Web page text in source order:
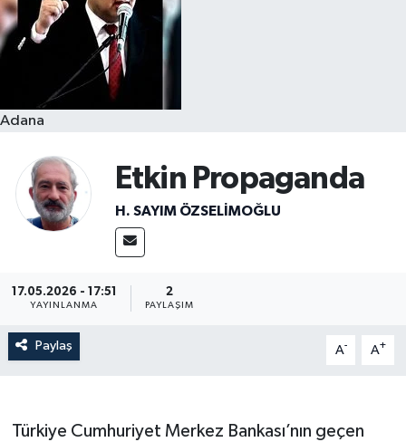
Adana
Etkin Propaganda
H. SAYIM ÖZSELİMOĞLU
17.05.2026 - 17:51
YAYINLANMA
2
PAYLAŞIM
Paylaş A- A+
Türkiye Cumhuriyet Merkez Bankası’nın geçen
Resmi İlanlar